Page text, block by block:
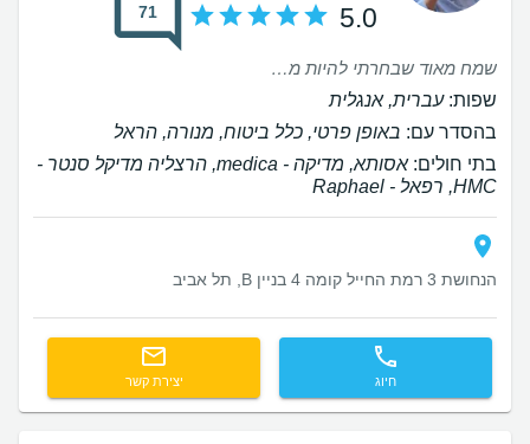
5.0
71
שמח מאוד שבחרתי להיות מטופל של פרופ גוטמן. הוא מאוד מקצועי ונעים, מסביר בצורה מרגיעה ומלמדת. אלבינה שמנהלת את כל האופרציה מסביב פשוט מדהימה שאין לתאר. ממליץ בחום על פרופ גוטמן והצוות שלו.
שפות:עברית, אנגלית
בהסדר עם: באופן פרטי, כלל ביטוח, מנורה, הראל
בתי חולים:
אסותא, ‫מדיקה - medica, הרצליה מדיקל סנטר -
HMC, רפאל - Raphael
הנחושת 3 רמת החייל קומה 4 בניין B, תל אביב
חיוג יצירת קשר